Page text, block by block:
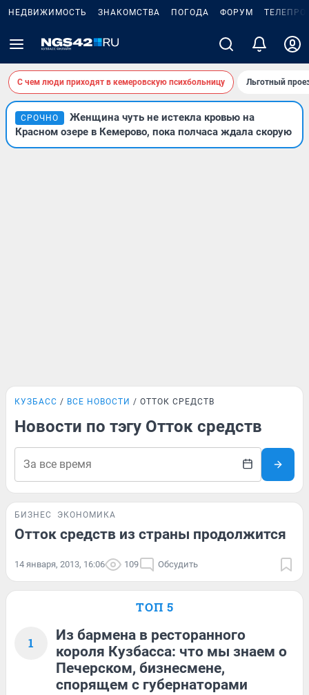
НЕДВИЖИМОСТЬ ЗНАКОМСТВА ПОГОДА ФОРУМ
С чем люди приходят в кемеровскую психбольницу Льготный
СРОЧНО
Женщина чуть не истекла кровью на
Красном озере в Кемерово, пока полчаса ждала скорую
КУЗБАСС ВСЕ НОВОСТИ ОТТОК СРЕДСТВ
Новости по тэгу Отток средств
БИЗНЕС ЭКОНОМИКА
Отток средств из страны продолжится
14 января, 2013, 16:06 109 Обсудить
ТОП 5
1
Из бармена в ресторанного
короля Кузбасса: что мы знаем о
Печерском, бизнесмене,
спорящем с губернаторами